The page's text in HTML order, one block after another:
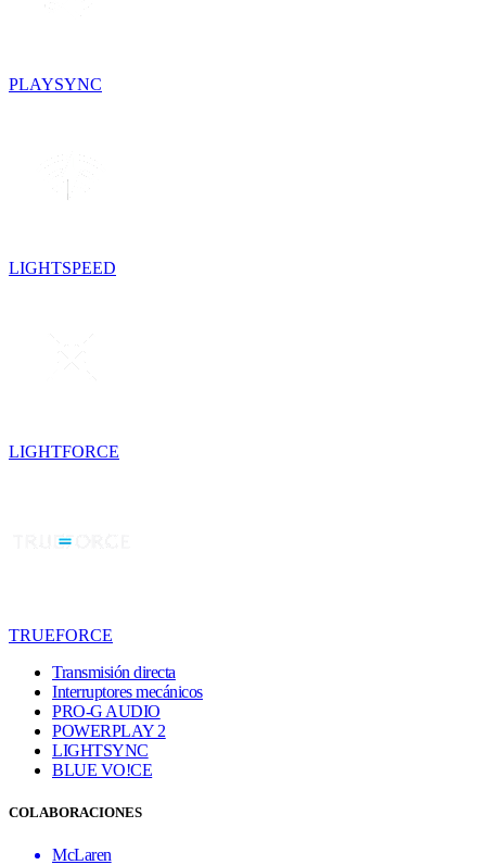
PLAYSYNC
LIGHTSPEED
LIGHTFORCE
TRUEFORCE
Transmisión directa
Interruptores mecánicos
PRO-G AUDIO
POWERPLAY 2
LIGHTSYNC
BLUE VO!CE
COLABORACIONES
McLaren